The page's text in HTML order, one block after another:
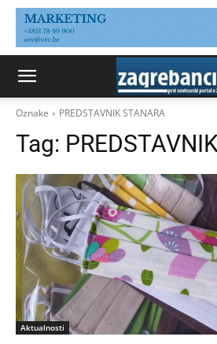
Oznake PREDSTAVNIK STANARA
Tag:
Aktualnosti